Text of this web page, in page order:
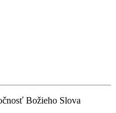
Božieho Slova